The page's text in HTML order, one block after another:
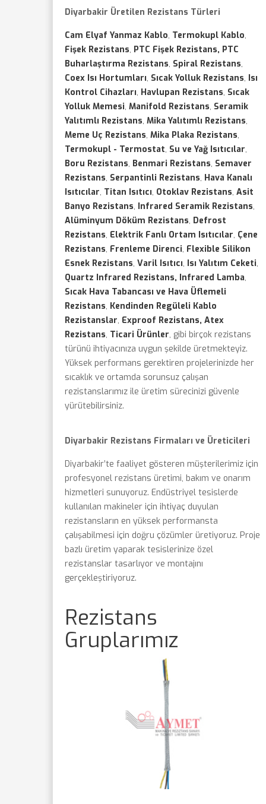
Diyarbakir Üretilen Rezistans Türleri
Cam Elyaf Yanmaz Kablo, Termokupl Kablo,
Fişek Rezistans, PTC Fişek Rezistans, PTC
Buharlaştırma Rezistans, Spiral Rezistans,
Coex Isı Hortumları, Sıcak Yolluk Rezistans, Isı
Kontrol Cihazları, Havlupan Rezistans, Sıcak
Yolluk Memesi, Manifold Rezistans, Seramik
Yalıtımlı Rezistans, Mika Yalıtımlı Rezistans,
Meme Uç Rezistans, Mika Plaka Rezistans,
Termokupl - Termostat, Su ve Yağ Isıtıcılar,
Boru Rezistans, Benmari Rezistans, Semaver
Rezistans, Serpantinli Rezistans, Hava Kanalı
Isıtıcılar, Titan Isıtıcı, Otoklav Rezistans, Asit
Banyo Rezistans, Infrared Seramik Rezistans,
Alüminyum Döküm Rezistans, Defrost
Rezistans, Elektrik Fanlı Ortam Isıtıcılar, Çene
Rezistans, Frenleme Direnci, Flexible Silikon
Esnek Rezistans, Varil Isıtıcı, Isı Yalıtım Ceketi,
Quartz Infrared Rezistans, Infrared Lamba,
Sıcak Hava Tabancası ve Hava Üflemeli
Rezistans, Kendinden Regüleli Kablo
Rezistanslar, Exproof Rezistans, Atex
Rezistans, Ticari Ürünler, gibi birçok rezistans
türünü ihtiyacınıza uygun şekilde üretmekteyiz.
Yüksek performans gerektiren projelerinizde her
sıcaklık ve ortamda sorunsuz çalışan
rezistanslarımız ile üretim sürecinizi güvenle
yürütebilirsiniz.
Diyarbakir Rezistans Firmaları ve Üreticileri
Diyarbakir’te faaliyet gösteren müşterilerimiz için
profesyonel rezistans üretimi, bakım ve onarım
hizmetleri sunuyoruz. Endüstriyel tesislerde
kullanılan makineler için ihtiyaç duyulan
rezistansların en yüksek performansta
çalışabilmesi için doğru çözümler üretiyoruz. Proje
bazlı üretim yaparak tesislerinize özel
rezistanslar tasarlıyor ve montajını
gerçekleştiriyoruz.
Rezistans
Gruplarımız